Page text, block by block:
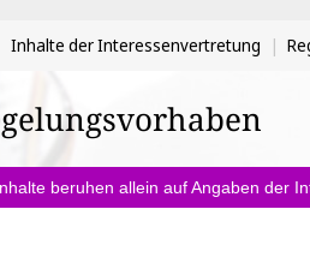
Inhalte der Interessenvertretung
beruhen allein auf Angaben der